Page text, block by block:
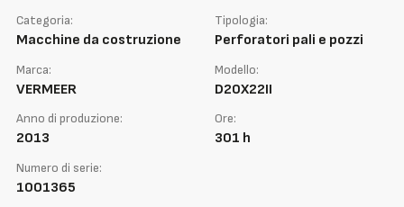
Categoria:
Macchine da costruzione
Tipologia:
Perforatori pali e pozzi
Marca:
VERMEER
Modello:
D20X22II
Anno di produzione:
2013
Ore:
301 h
Numero di serie:
1001365